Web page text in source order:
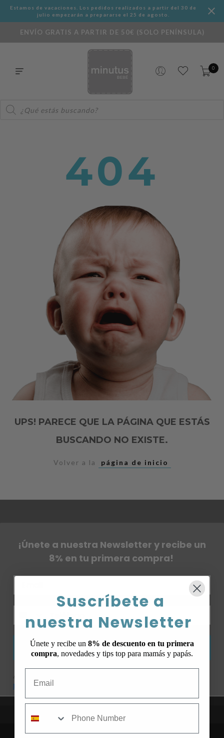
Estamos de vacaciones. Los pedidos realizados a partir del 30 de
julio empezarán a prepararse el 25 de agosto.
ENVÍO GRATIS A PARTIR DE 50€ (SOLO PENÍNSULA)
0
de
productos
404
UPS! PARECE QUE LA PÁGINA QUE ESTÁS
BUSCANDO NO EXISTE.
Volver a la página de inicio
¡Únete a nuestra Newsletter y recibe un
8% en tu primera compra!
¡Suscribirme!
Al suscribirte, aceptas los
Privacidad y recibir comunicaciones comerciales de Minutus.
Suscríbete a
nuestra Newsletter
Únete y recibe un 8% de descuento en tu primera
compra, novedades y tips top para mamás y papás.